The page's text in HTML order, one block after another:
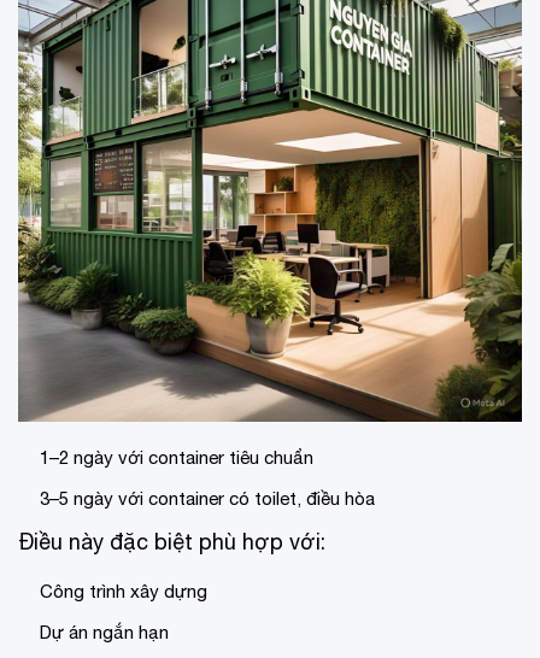
1–2 ngày với container tiêu chuẩn
3–5 ngày với container có toilet, điều hòa
Điều này đặc biệt phù hợp với:
Công trình xây dựng
Dự án ngắn hạn